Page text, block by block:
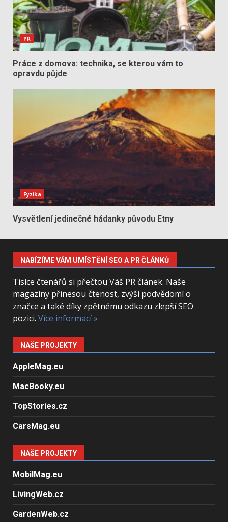
PR
Práce z domova: technika, se kterou vám to
opravdu půjde
Fyzika
Vysvětlení jedinečné hádanky původu Etny
NABÍZÍME VÁM UMÍSTĚNÍ SEO A PR ČLÁNKŮ
Tisíce čtenářů si přečtou Váš PR článek. Naše
magazíny přinesou čtenost, zvýší podvědomí o
značce a také díky zpětnému odkazu zlepší SEO
pozici. Více informací »
NAŠE PROJEKTY
AppleMag.eu
MacBooky.eu
TopStories.cz
CarsMag.eu
NAŠE PROJEKTY
MobilMag.eu
LivingWeb.cz
GardenWeb.cz